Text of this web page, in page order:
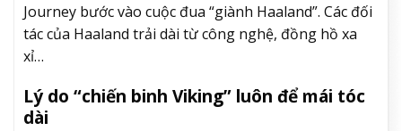
Journey bước vào cuộc đua “giành Haaland”. Các đối
tác của Haaland trải dài từ công nghệ, đồng hồ xa
xỉ…
Lý do “chiến binh Viking” luôn để mái tóc
dài